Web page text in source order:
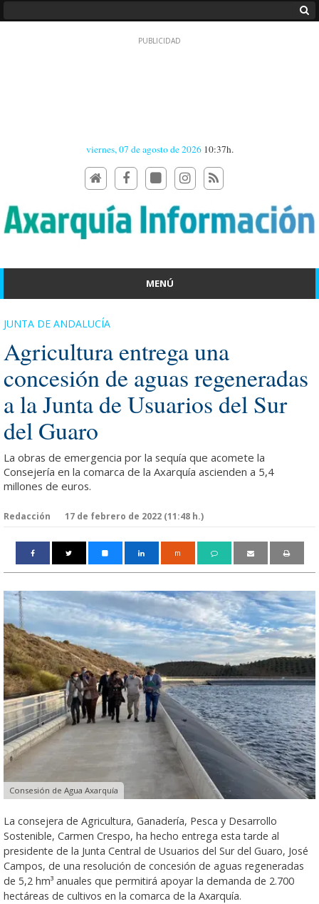
viernes, 07 de agosto de 2026 10:37h.
MENÚ
JUNTA DE ANDALUCÍA
Agricultura entrega una
concesión de aguas regeneradas
a la Junta de Usuarios del Sur
del Guaro
La obras de emergencia por la sequía que acomete la
Consejería en la comarca de la Axarquía ascienden a 5,4
millones de euros.
Redacción 17 de febrero de 2022 (11:48 h.)
m
Consesión de Agua Axarquía
La consejera de Agricultura, Ganadería, Pesca y Desarrollo
Sostenible, Carmen Crespo, ha hecho entrega esta tarde al
presidente de la Junta Central de Usuarios del Sur del Guaro, José
Campos, de una resolución de concesión de aguas regeneradas
de 5,2 hm³ anuales que permitirá apoyar la demanda de 2.700
hectáreas de cultivos en la comarca de la Axarquía.